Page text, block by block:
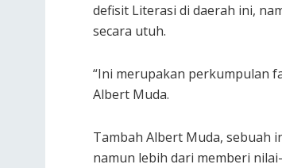
defisit Literasi di daerah ini,
secara utuh.
“Ini merupakan perkumpulan
Albert Muda.
Tambah Albert Muda, sebuah
namun lebih dari memberi